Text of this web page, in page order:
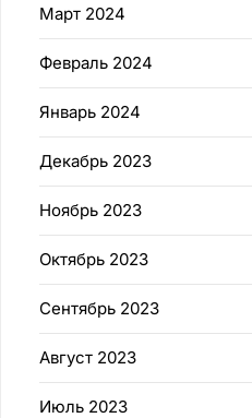
Март 2024
Февраль 2024
Январь 2024
Декабрь 2023
Ноябрь 2023
Октябрь 2023
Сентябрь 2023
Август 2023
Июль 2023